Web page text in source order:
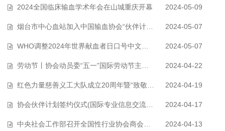
2024全国临床输血学术年会在山城重庆开幕 2024-05-09
烟台市中心血站加入中国输血协会“伙伴计划” 2024-05-07
WHO调整2024年世界献血者日口号中文翻译 2024-05-07
劳动节丨协会动员委“五一”国际劳动节主题宣传海报来啦~~ 2024-04-22
红色力量慈善义工大队成立20周年暨“致敬献血英雄”庆典在宁波举行 2024-04-19
协会伙伴计划签约仪式(国际专业信息交流）在宁波举办 2024-04-17
中央社会工作部召开全国性行业协会商会全面从严治党暨党的建设工作会议 2024-04-13